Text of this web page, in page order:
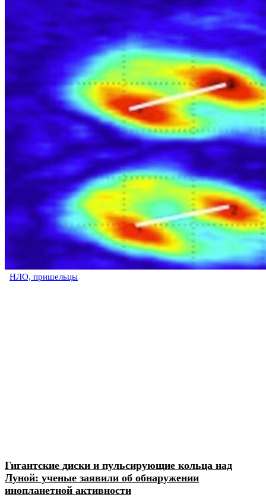
НЛО, пришельцы
Гигантские диски и пульсирующие кольца над
Луной: ученые заявили об обнаружении
инопланетной активности